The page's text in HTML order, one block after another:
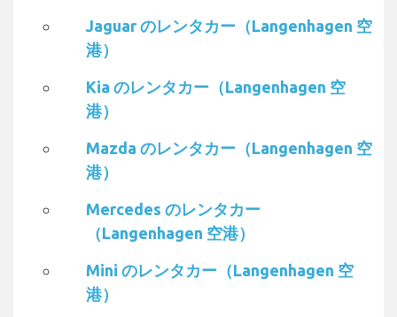
Jaguar のレンタカー（Langenhagen 空
港）
Kia のレンタカー（Langenhagen 空
港）
Mazda のレンタカー（Langenhagen 空
港）
Mercedes のレンタカー
（Langenhagen 空港）
Mini のレンタカー（Langenhagen 空
港）